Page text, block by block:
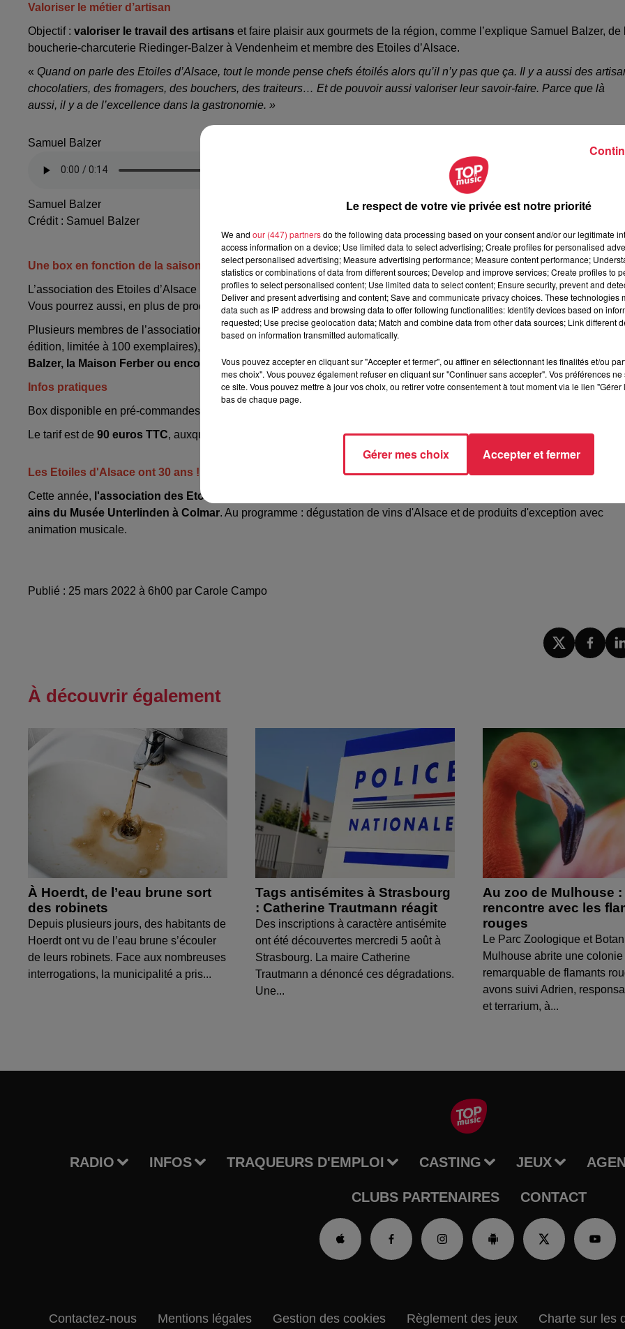
Valoriser le métier d’artisan
Objectif : valoriser le travail des artisans et faire plaisir aux gourmets de la région, comme l’explique Samuel Balzer, de
boucherie-charcuterie Riedinger-Balzer à Vendenheim et membre des Etoiles d’Alsace.
« Quand on parle des Etoiles d’Alsace, tout le monde pense chefs étoilés alors qu’il n’y pas que ça. Il y a aussi des
chocolatiers, des fromagers, des bouchers, des traiteurs… Et de pouvoir aussi valoriser leur savoir-faire. Parce que là
aussi, il y a de l’excellence dans la gastronomie. »
Samuel Balzer
Samuel Balzer
Crédit : Samuel Balzer
Une box en fonction de la saison
L’association des Etoiles d’Alsace prévoit de renouveler sa box une fois par saison, avec des produits… De saison !
Vous pourrez aussi, en plus de produits alimentaires de qualité, recevoir des accessoires.
Plusieurs membres de l’association participent à l’élaboration de chaque boîte. Dans la box de printemps (la toute
édition, limitée à 100 exemplaires), on retrouve, entre autres,
Balzer, la Maison Ferber ou encore l’Auberge de l’Ill.
Infos pratiques
Box disponible en pré-commandes et en série limitée à réserver sur
Le tarif est de 90 euros TTC, auxquels s’ajoutent les frais d’expédition et d’emballage : 18 euros.
Les Etoiles d'Alsace ont 30 ans !
Cette année, l'association des Etoiles d'Alsace fête ses 30 ans
ains du Musée Unterlinden à Colmar. Au programme : dégustation de vins d'Alsace et de produits d'exception avec
animation musicale.
Publié : 25 mars 2022 à 6h00 par Carole Campo
À découvrir également
À Hoerdt, de l’eau brune sort
des robinets
Depuis plusieurs jours, des habitants de
Hoerdt ont vu de l’eau brune s’écouler
de leurs robinets. Face aux nombreuses
interrogations, la municipalité a pris...
Tags antisémites à Strasbourg
: Catherine Trautmann réagit
Des inscriptions à caractère antisémite
ont été découvertes mercredi 5 août à
Strasbourg. La maire Catherine
Trautmann a dénoncé ces dégradations.
Une...
Au zoo de Mulhouse :
rencontre avec les
rouges
Le Parc Zoologique et
Mulhouse abrite une colonie
remarquable de flamants
avons suivi Adrien,
et terrarium, à...
RADIO INFOS TRAQUEURS D'EMPLOI CASTING JEUX
CLUBS PARTENAIRES CONTACT
Contactez-nous Mentions légales Gestion des cookies Règlement des jeux Charte sur les
Le respect de votre vie privée est notre priorité
We and our (447) partnersdo the following data processing based on your consent and/or our legitimate
access information on a device; Use limited data to select advertising; Create profiles for personalised
select personalised advertising; Measure advertising performance; Measure content performance;
statistics or combinations of data from different sources; Develop and improve services; Create profiles to
profiles to select personalised content; Use limited data to select content; Ensure security, prevent and
Deliver and present advertising and content; Save and communicate privacy choices. These technologies
data such as IP address and browsing data to offer following functionalities: Identify devices based on
requested; Use precise geolocation data; Match and combine data from other data sources; Link different
based on information transmitted automatically.
Vous pouvez accepter en cliquant sur "Accepter et fermer", ou affiner en sélectionnant les finalités et/ou
mes choix". Vous pouvez également refuser en cliquant sur "Continuer sans accepter". Vos préférences
ce site. Vous pouvez mettre à jour vos choix, ou retirer votre consentement à tout moment via le lien
bas de chaque page.
Gérer mes choix Accepter et fermer